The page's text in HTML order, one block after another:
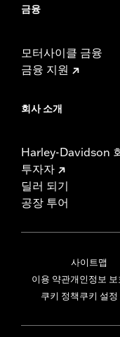
금융
모터사이클 금융
금융 지원
회사 소개
Harley-Davidson
투자자
딜러 되기
공장 투어
사이트맵
이용 약관개인정보 보
쿠키 정책쿠키 설정